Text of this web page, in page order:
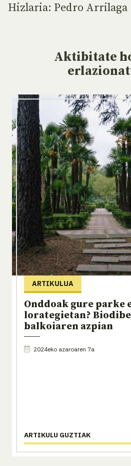
Hizlaria: Pedro Arrilaga
Aktibitate
ARTIKULUA
Onddoak gure parke
lorategietan?
balkoiaren azpian
2024eko azaroaren 7a
ARTIKULU GUZTIAK